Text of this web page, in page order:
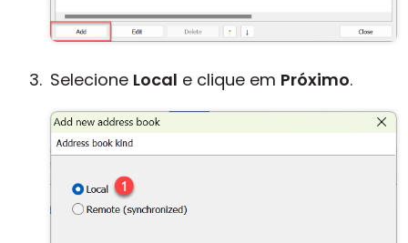
Selecione Local e clique em Próximo.